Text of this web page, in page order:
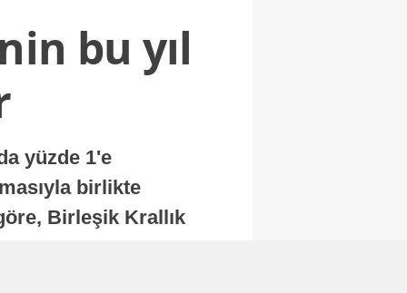
bu yıl
yüzde 1'e
birlikte
Birleşik Krallık